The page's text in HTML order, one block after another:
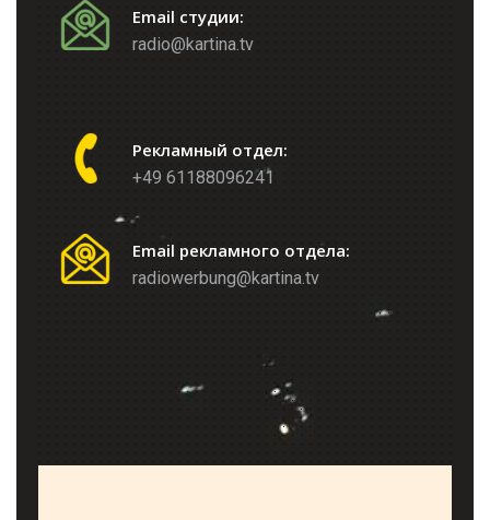
Email студии:
radio@kartina.tv
Рекламный отдел:
+49 61188096241
Email рекламного отдела:
radiowerbung@kartina.tv